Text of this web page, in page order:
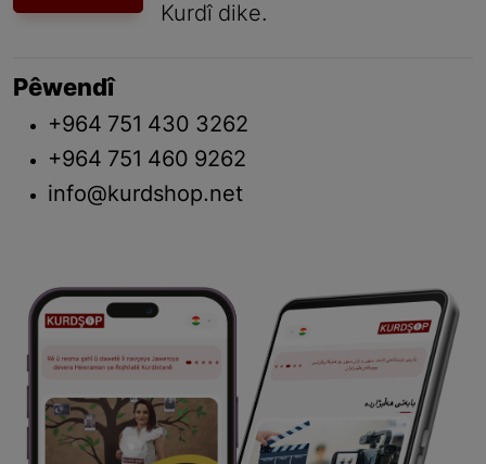
Kurdî dike.
Pêwendî
+964 751 430 3262
+964 751 460 9262
info@kurdshop.net